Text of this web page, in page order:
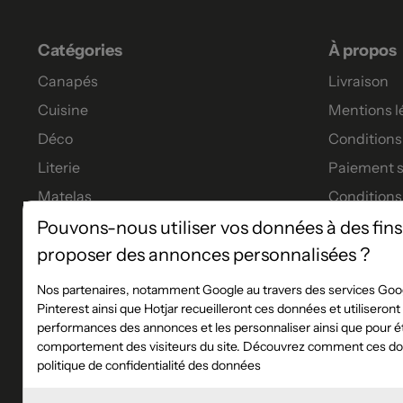
Catégories
Canapés
Cuisine
Déco
Literie
Matelas
Meubles
Tables à manger
À propos
Livraison
Mentions
Paiement
Garanties
Tous nos
Les
Pouvons-nous utiliser vos données à des
proposer des annonces personnalisées ?
Nos partenaires, notamment Google au travers des services
Pinterest ainsi que Hotjar recueilleront ces données et
performances des annonces et les personnaliser ainsi que pour
comportement des visiteurs du site. Découvrez comment ces
politique de confidentialité des données